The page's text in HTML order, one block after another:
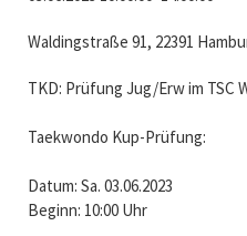
Waldingstraße 91, 22391
TKD: Prüfung Jug/Erw im TSC
Taekwondo Kup-Prüfung:
Datum: Sa. 03.06.2023
Beginn: 10:00 Uhr